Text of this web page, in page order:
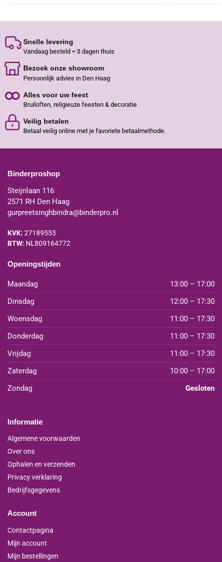
Snelle levering
Vandaag besteld = 3 dagen thuis
Bezoek onze showroom
Persoonlijk advies in Den Haag
Alles voor uw feest
Bruiloften, religieuze feesten & decoratie
Veilig betalen
Betaal veilig online met je favoriete betaalmethode.
Binderproshop
Steijnlaan 116
2571 RH Den Haag
gurpreetsinghbindra@binderpro.nl
KVK: 27189553
BTW: NL809164772
Openingstijden
Maandag
13:00 – 17:00
Dinsdag
12:00 – 17:30
Woensdag
11:00 – 17:30
Donderdag
11:00 – 17:30
Vrijdag
11:00 – 17:30
Zaterdag
10:00 – 17:00
Zondag
Gesloten
Informatie
Algemene voorwaarden
Over ons
Ophalen en verzenden
Privacy verklaring
Bedrijfsgegevens
Account
Contactpagina
Mijn account
Mijn bestellingen